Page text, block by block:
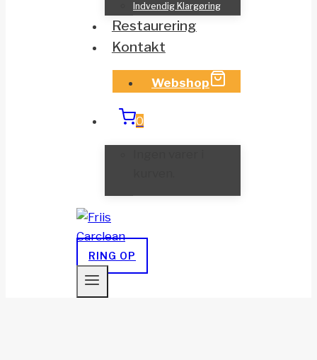
Indvendig Klargøring
Restaurering
Kontakt
Webshop
0
RING OP